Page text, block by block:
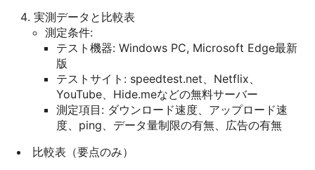
実測データと比較表
測定条件:
テスト機器: Windows PC, Microsoft Edge最新
版
テストサイト: speedtest.net、Netflix、
YouTube、Hide.meなどの無料サーバー
測定項目: ダウンロード速度、アップロード速
度、ping、データ量制限の有無、広告の有無
比較表（要点のみ）